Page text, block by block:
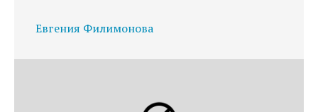
Евгения Филимонова